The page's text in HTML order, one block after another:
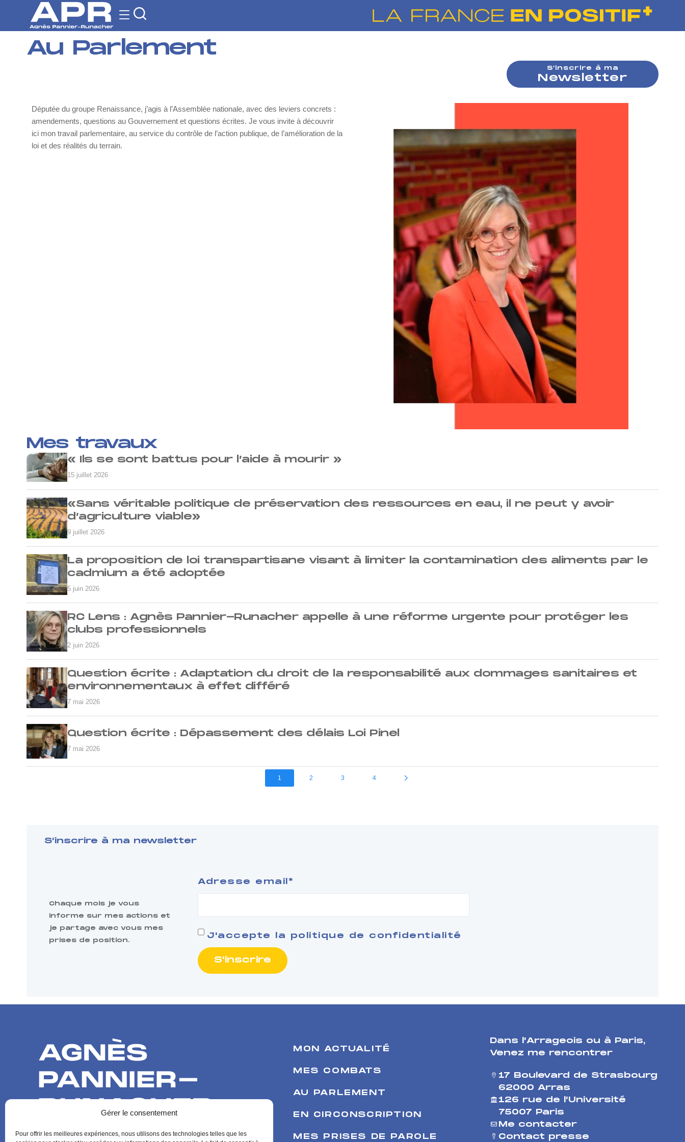
Gérer le consentement
Pour offrir les meilleures expériences, nous utilisons des technologies telles que les
Au Parlement
S’inscrire à ma
Newsletter
Députée du groupe Renaissance, j’agis à l’Assemblée nationale, avec des leviers concrets :
amendements, questions au Gouvernement et questions écrites. Je vous invite à découvrir
ici mon travail parlementaire, au service du contrôle de l’action publique, de l’amélioration de la
loi et des réalités du terrain.
Mes travaux
« Ils se sont battus pour l’aide à mourir »
15 juillet 2026
«Sans véritable politique de préservation des ressources en eau, il ne peut y avoir
d’agriculture viable»
9 juillet 2026
La proposition de loi transpartisane visant à limiter la contamination des aliments par le
cadmium a été adoptée
5 juin 2026
RC Lens : Agnès Pannier-Runacher appelle à une réforme urgente pour protéger les
clubs professionnels
2 juin 2026
Question écrite : Adaptation du droit de la responsabilité aux dommages sanitaires et
environnementaux à effet différé
7 mai 2026
Question écrite : Dépassement des délais Loi Pinel
7 mai 2026
1 2 3 4
S’inscrire à ma newsletter
Chaque mois je vous
informe sur mes actions et
je partage avec vous mes
prises de position.
Adresse email*
J'accepte la politique de confidentialité
MON ACTUALITÉ
MES COMBATS
AU PARLEMENT
EN CIRCONSCRIPTION
MES PRISES DE PAROLE
Dans l’Arrageois ou à Paris,
Venez me rencontrer
17 Boulevard de Strasbourg
62000 Arras
126 rue de l’Université
75007 Paris
Me contacter
Contact presse